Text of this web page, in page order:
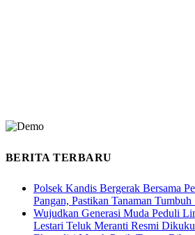
BERITA TERBARU
Polsek Kandis Bergerak Bersama
Pangan, Pastikan Tanaman Tumbuh
Wujudkan Generasi Muda Peduli
Lestari Teluk Meranti Resmi